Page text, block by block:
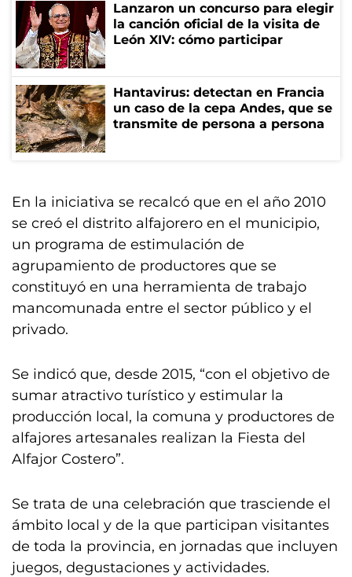
Lanzaron un concurso para elegir
la canción oficial de la visita de
León XIV: cómo participar
Hantavirus: detectan en Francia
un caso de la cepa Andes, que se
transmite de persona a persona
En la iniciativa se recalcó que en el año 2010
se creó el distrito alfajorero en el municipio,
un programa de estimulación de
agrupamiento de productores que se
constituyó en una herramienta de trabajo
mancomunada entre el sector público y el
privado.
Se indicó que, desde 2015, “con el objetivo de
sumar atractivo turístico y estimular la
producción local, la comuna y productores de
alfajores artesanales realizan la Fiesta del
Alfajor Costero”.
Se trata de una celebración que trasciende el
ámbito local y de la que participan visitantes
de toda la provincia, en jornadas que incluyen
juegos, degustaciones y actividades.